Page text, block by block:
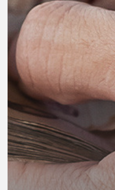
ข่าว
และ
กิจกรรม
เกี่ยว
เรา
เครือ
ข่าย